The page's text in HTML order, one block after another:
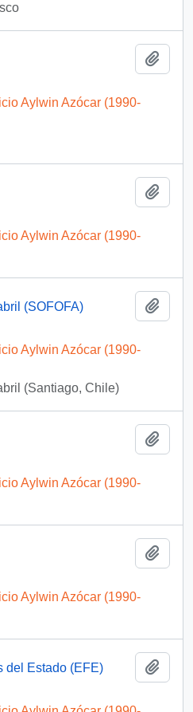
Aylwin Azócar (1990-
Aylwin Azócar (1990-
(SOFOFA)
Aylwin Azócar (1990-
(Santiago, Chile)
Aylwin Azócar (1990-
Aylwin Azócar (1990-
del Estado (EFE)